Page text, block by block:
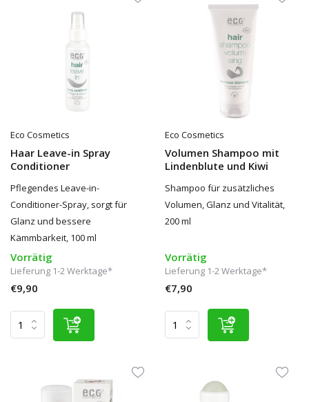
Eco Cosmetics
Haar Leave-in Spray
Conditioner
Pflegendes Leave-in-
Conditioner-Spray, sorgt für
Glanz und bessere
Kämmbarkeit, 100 ml
Vorrätig
Lieferung 1-2 Werktage*
€9,90
Eco Cosmetics
Volumen Shampoo mit
Lindenblute und Kiwi
Shampoo für zusätzliches
Volumen, Glanz und Vitalität,
200 ml
Vorrätig
Lieferung 1-2 Werktage*
€7,90